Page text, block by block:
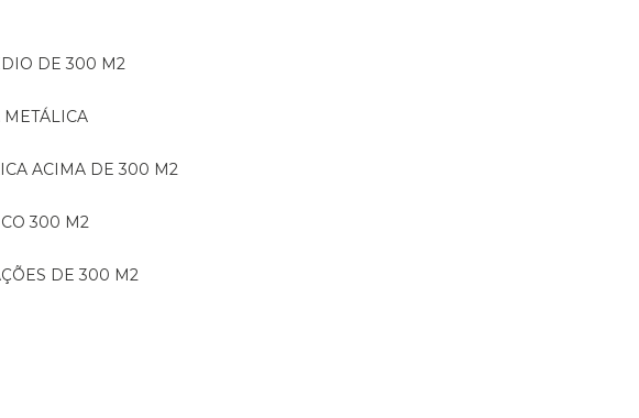
DE 300 M2
METÁLICA
ACIMA DE 300 M2
300 M2
DE 300 M2